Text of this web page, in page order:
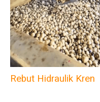
Rebut Hidraulik Kren